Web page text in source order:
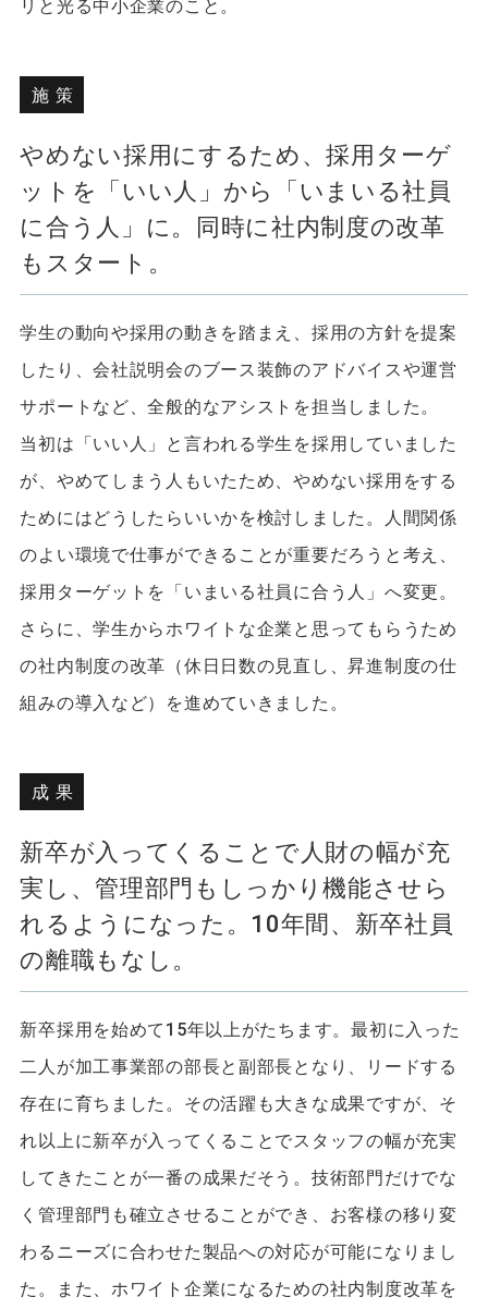
リと光る中小企業のこと。
施策
やめない採用にするため、採用ターゲ
ットを「いい人」から「いまいる社員
に合う人」に。同時に社内制度の改革
もスタート。
学生の動向や採用の動きを踏まえ、採用の方針を提案
したり、会社説明会のブース装飾のアドバイスや運営
サポートなど、全般的なアシストを担当しました。
当初は「いい人」と言われる学生を採用していました
が、やめてしまう人もいたため、やめない採用をする
ためにはどうしたらいいかを検討しました。人間関係
のよい環境で仕事ができることが重要だろうと考え、
採用ターゲットを「いまいる社員に合う人」へ変更。
さらに、学生からホワイトな企業と思ってもらうため
の社内制度の改革（休日日数の見直し、昇進制度の仕
組みの導入など）を進めていきました。
成果
新卒が入ってくることで人財の幅が充
実し、管理部門もしっかり機能させら
れるようになった。10年間、新卒社員
の離職もなし。
新卒採用を始めて15年以上がたちます。最初に入った
二人が加工事業部の部長と副部長となり、リードする
存在に育ちました。その活躍も大きな成果ですが、そ
れ以上に新卒が入ってくることでスタッフの幅が充実
してきたことが一番の成果だそう。技術部門だけでな
く管理部門も確立させることができ、お客様の移り変
わるニーズに合わせた製品への対応が可能になりまし
た。また、ホワイト企業になるための社内制度改革を